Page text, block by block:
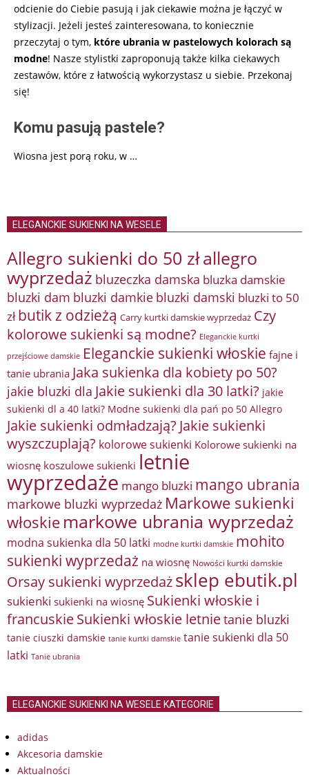
odcienie do Ciebie pasują i jak ciekawie można je łączyć w
stylizacji. Jeżeli jesteś zainteresowana, to koniecznie
przeczytaj o tym, które ubrania w pastelowych kolorach są
modne! Nasze stylistki zaproponują także kilka ciekawych
zestawów, które z łatwością wykorzystasz u siebie. Przekonaj
się!
Komu pasują pastele?
Wiosna jest porą roku, w …
ELEGANCKIE SUKIENKI NA WESELE
Allegro sukienki do 50 złallegro
wyprzedaż bluzeczka damska bluzka damskie
bluzki dam bluzki damkie bluzki damski bluzki to 50
zł butik z odzieżą Carry kurtki damskie wyprzedaż Czy
kolorowe sukienki są modne? Eleganckie kurtki
przejściowe damskie Eleganckie sukienki włoskie fajne i
tanie ubrania Jaka sukienka dla kobiety po 50?
jakie bluzki dla Jakie sukienki dla 30 latki? jakie
sukienki dl a 40 latki? Modne sukienki dla pań po 50 Allegro
Jakie sukienki odmładzają? Jakie sukienki
wyszczuplają? kolorowe sukienki Kolorowe sukienki na
wiosnę koszulowe sukienki letnie
wyprzedaże mango bluzki mango ubrania
markowe bluzki wyprzedaż Markowe sukienki
włoskie markowe ubrania wyprzedaż
modna sukienka dla 50 latki modne kurtki damskie mohito
sukienki wyprzedaż na wiosnę Nowości kurtki damskie
Orsay sukienki wyprzedażsklep ebutik.pl
sukienki sukienki na wiosnę Sukienki włoskie i
francuskieSukienki włoskie letnietanie bluzki
tanie ciuszki damskie tanie kurtki damskie tanie sukienki dla 50
latki Tanie ubrania
ELEGANCKIE SUKIENKI NA WESELE KATEGORIE
adidas
Akcesoria damskie
Aktualności